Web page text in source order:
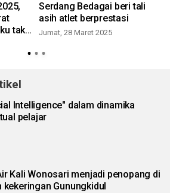
tak
Serdang Bedagai beri tali
asih atlet berprestasi
Jumat, 28 Maret 2025
Intelligence" dalam dinamika
pelajar
Kali Wonosari menjadi penopang di
kekeringan Gunungkidul